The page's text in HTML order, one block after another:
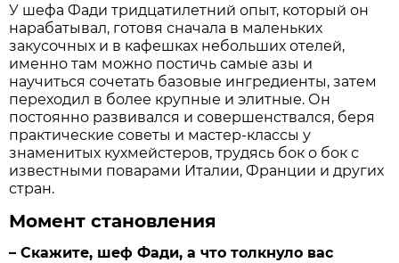
У шефа Фади тридцатилетний опыт, который он
нарабатывал, готовя сначала в маленьких
закусочных и в кафешках небольших отелей,
именно там можно постичь самые азы и
научиться сочетать базовые ингредиенты, затем
переходил в более крупные и элитные. Он
постоянно развивался и совершенствался, беря
практические советы и мастер-классы у
знаменитых кухмейстеров, трудясь бок о бок с
известными поварами Италии, Франции и других
стран.
Момент становления
– Скажите, шеф Фади, а что толкнуло вас